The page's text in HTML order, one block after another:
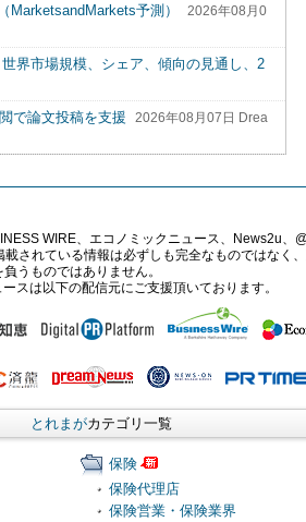
MarketsandMarkets予測）
2026年08月0
界市場規模、シェア、傾向の見通し、2
で論文投稿を支援
2026年08月07日 Drea
WIRE、エコノミックニュース、News2u
されている情報は必ずしも完全なものではなく
うものではありません。
スは以下の配信元にご支援頂いております。
とれまがカテゴリ一覧
保険
保険代理店
保険営業・保険業界